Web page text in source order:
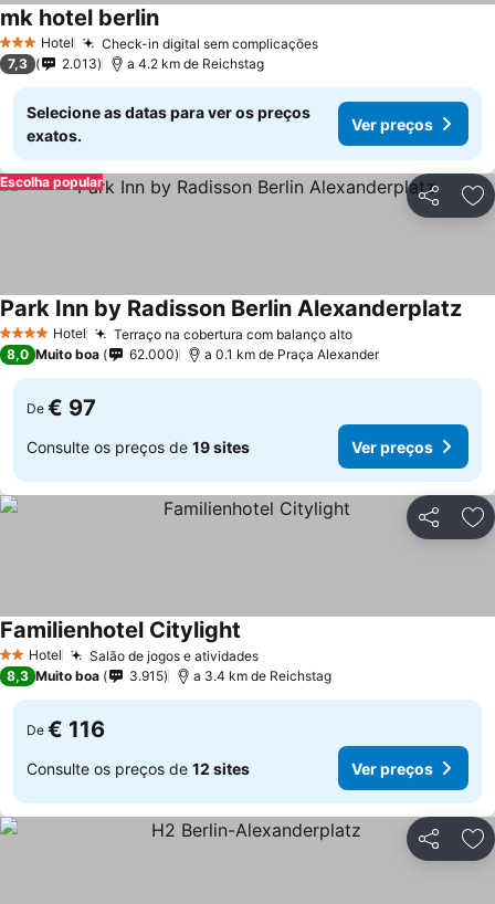
3 EstrelasHotel Check-in digital sem complicações
mk hotel berlin
7,3 2.013 a 4.2 km de Reichstag
Selecione as datas para ver os preços
exatos.
Ver preços
Partilhar
Escolha popular
4 EstrelasHotel Terraço na cobertura com balanço alto
Park Inn by Radisson Berlin Alexanderplatz
8,0 Muito boa 62.000 a 0.1 km de Praça Alexander
De € 97
Consulte os preços de 19 sites Ver preços
Partilhar
2 Estrelas
Hotel Salão de jogos e atividades
Familienhotel Citylight
8,3 Muito boa 3.915 a 3.4 km de Reichstag
De € 116
Consulte os preços de 12 sites Ver preços
Partilhar